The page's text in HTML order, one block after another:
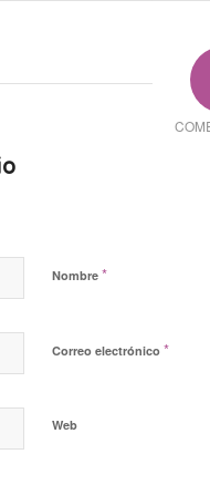
Nombre *
Correo electrónico *
Web